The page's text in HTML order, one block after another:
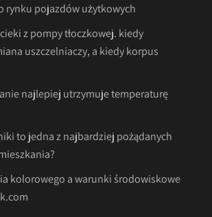
rynku pojazdów użytkowych
z pompy tłoczkowej. kiedy
uszczelniaczy, a kiedy korpus
najlepiej utrzymuje temperaturę
to jedna z najbardziej pożądanych
kolorowego a warunki środowiskowe